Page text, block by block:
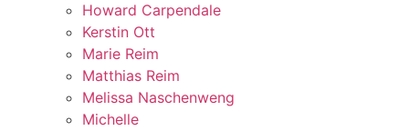
Howard Carpendale
Kerstin Ott
Marie Reim
Matthias Reim
Melissa Naschenweng
Michelle